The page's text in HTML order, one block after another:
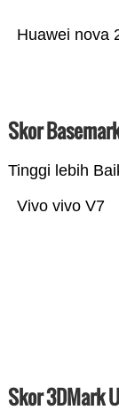
Huawei nova
Skor
Tinggi lebih
Vivo vivo V7
Skor